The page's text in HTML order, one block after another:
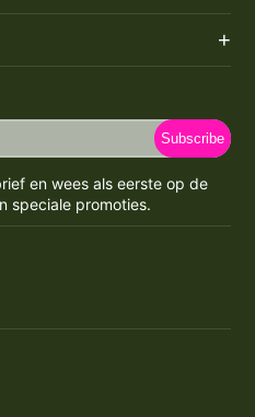
+
Subscribe
en wees als eerste op de
speciale promoties.